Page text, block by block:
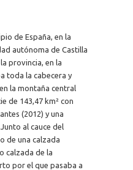
de España, en la
autónoma de Castilla
provincia, en la
toda la cabecera y
la montaña central
de 143,47 km² con
(2012) y una
al cauce del
de una calzada
calzada de la
por el que pasaba a